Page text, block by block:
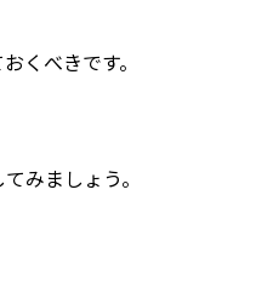
くべきです。
みましょう。